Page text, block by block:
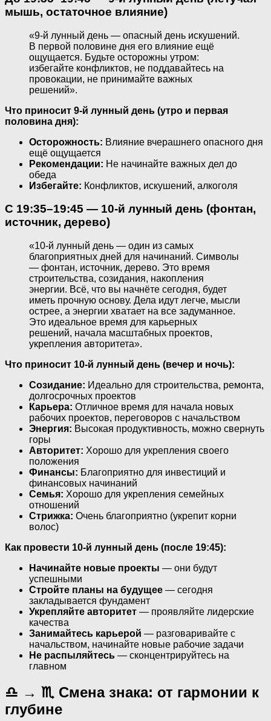
мышь, остаточное влияние)
«9-й лунный день — опасный день искушений.
В первой половине дня его влияние ещё
ощущается. Будьте осторожны утром:
избегайте конфликтов, не поддавайтесь на
провокации, не принимайте важных
решений».
Что приносит 9-й лунный день (утро и первая
половина дня):
Осторожность: Влияние вчерашнего опасного дня
ещё ощущается
Рекомендации: Не начинайте важных дел до
обеда
Избегайте: Конфликтов, искушений, алкоголя
С 19:35–19:45 — 10-й лунный день (фонтан,
источник, дерево)
«10-й лунный день — один из самых
благоприятных дней для начинаний. Символы
— фонтан, источник, дерево. Это время
строительства, созидания, накопления
энергии. Всё, что вы начнёте сегодня, будет
иметь прочную основу. Дела идут легче, мысли
острее, а энергии хватает на все задуманное.
Это идеальное время для карьерных
решений, начала масштабных проектов,
укрепления авторитета».
Что приносит 10-й лунный день (вечер и ночь):
Созидание: Идеально для строительства, ремонта,
долгосрочных проектов
Карьера: Отличное время для начала новых
рабочих проектов, переговоров с начальством
Энергия: Высокая продуктивность, можно свернуть
горы
Авторитет: Хорошо для укрепления своего
положения
Финансы: Благоприятно для инвестиций и
финансовых начинаний
Семья: Хорошо для укрепления семейных
отношений
Стрижка: Очень благоприятно (укрепит корни
волос)
Как провести 10-й лунный день (после 19:45):
Начинайте новые проекты — они будут
успешными
Стройте планы на будущее — сегодня
закладывается фундамент
Укрепляйте авторитет — проявляйте лидерские
качества
Занимайтесь карьерой — разговаривайте с
начальством, начинайте новые рабочие задачи
Не распыляйтесь — сконцентрируйтесь на
главном
♎ → ♏ Смена знака: от гармонии к
глубине